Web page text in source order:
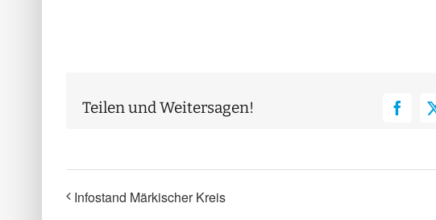
Teilen und Weitersagen!
Infostand Märkischer Kreis